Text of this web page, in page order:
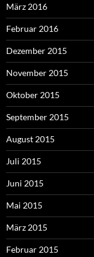
März 2016
Februar 2016
Dezember 2015
November 2015
Oktober 2015
September 2015
August 2015
Juli 2015
Juni 2015
Mai 2015
März 2015
Februar 2015